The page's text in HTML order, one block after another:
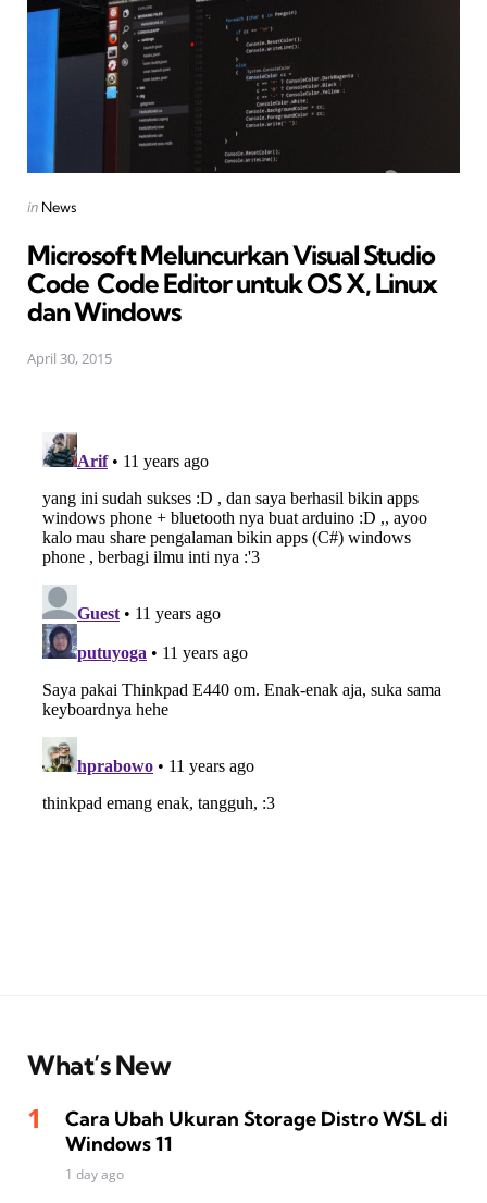
Posted
in News
Microsoft Meluncurkan Visual Studio
Code  Code Editor untuk OS X, Linux
dan Windows
April 30, 2015
What’s New
Cara Ubah Ukuran Storage Distro WSL di
Windows 11
1 day ago